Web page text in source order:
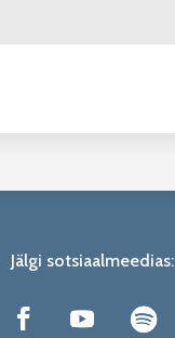
Jälgi sotsiaalmeedias: